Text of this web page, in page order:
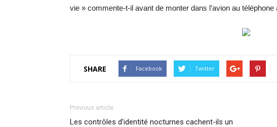
vie » commente-t-il avant de monter dans l’avion au téléphone
SHARE Facebook Twitter
Previous article
Les contrôles d’identité nocturnes cachent-ils un